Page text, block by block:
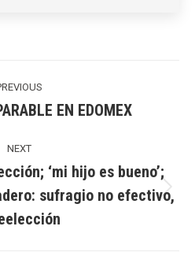
PreviousEN EDOMEX
NEXT
Next
post:
‘mi hijo es bueno’;
sufragio no efectivo,